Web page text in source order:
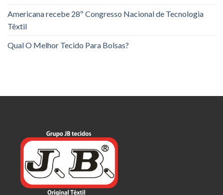
Americana recebe 28º Congresso Nacional de Tecnologia
Têxtil
Qual O Melhor Tecido Para Bolsas?